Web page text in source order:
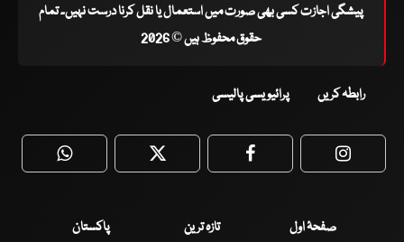
پیشگی اجازت کسی بھی صورت میں استعمال یا نقل کرنا درست نہیں۔ تمام
حقوق محفوظ ہیں © 2026
رابطہ کریں پرائیویسی پالیسی
WhatsApp Twitter Facebook
صفحۂ اول تازہ ترین
پاکستان